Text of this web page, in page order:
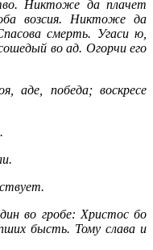
Никтоже да плачет
возсия. Никтоже да
смерть. Угаси ю,
во ад. Огорчи его
аде, победа; воскресе
во гробе: Христос бо
бысть. Тому слава и